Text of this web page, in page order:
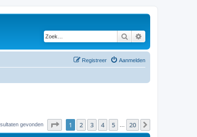
Zoek
Aanmelden
Registreer
gevonden Pagina1 van 20
1 2 3 4 5 20